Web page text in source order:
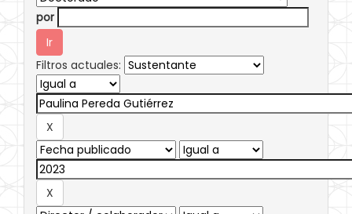
por
Filtros actuales: